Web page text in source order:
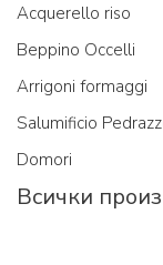
Acquerello riso
Beppino Occelli
Arrigoni formaggi
Salumificio
Domori
Всички